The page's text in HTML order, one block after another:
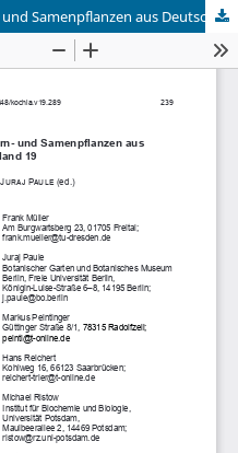
Chromosomenzahlen von Farn- und Samenpflanzen aus Deutschland 19